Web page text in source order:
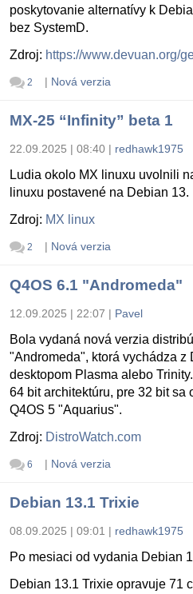
poskytovanie alternatívy k
bez SystemD.
Zdroj: https://www.devuan.org/
2 | Nová verzia
MX-25 “Infinity” beta 1
22.09.2025 | 08:40 | redhawk1975
Ludia okolo MX linuxu uvolnili
linuxu postavené na Debian 13.
Zdroj: MX linux
2 | Nová verzia
Q4OS 6.1 "Andromeda"
12.09.2025 | 22:07 | Pavel
Bola vydaná nová verzia
"Andromeda", ktorá vychádza z
desktopom Plasma alebo
64 bit architektúru, pre 32 bit sa
Q4OS 5 "Aquarius".
Zdroj: DistroWatch.com
6 | Nová verzia
Debian 13.1 Trixie
08.09.2025 | 09:01 | redhawk1975
Po mesiaci od vydania Debian
Debian 13.1 Trixie opravuje 71